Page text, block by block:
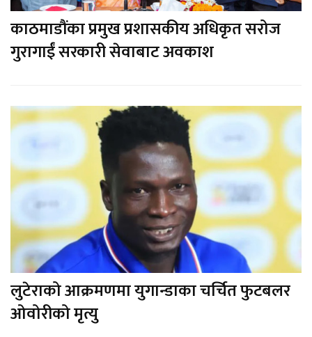
काठमाडौंका प्रमुख प्रशासकीय अधिकृत सरोज
गुरागाईं सरकारी सेवाबाट अवकाश
लुटेराको आक्रमणमा युगान्डाका चर्चित फुटबलर
ओवोरीको मृत्यु